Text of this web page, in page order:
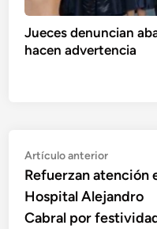
Jueces denuncian
hacen advertencia
Navegación
de
entradas
Artículo anteriorArtículo
anterior:
Refuerzan atención
Hospital Alejandro
Cabral por